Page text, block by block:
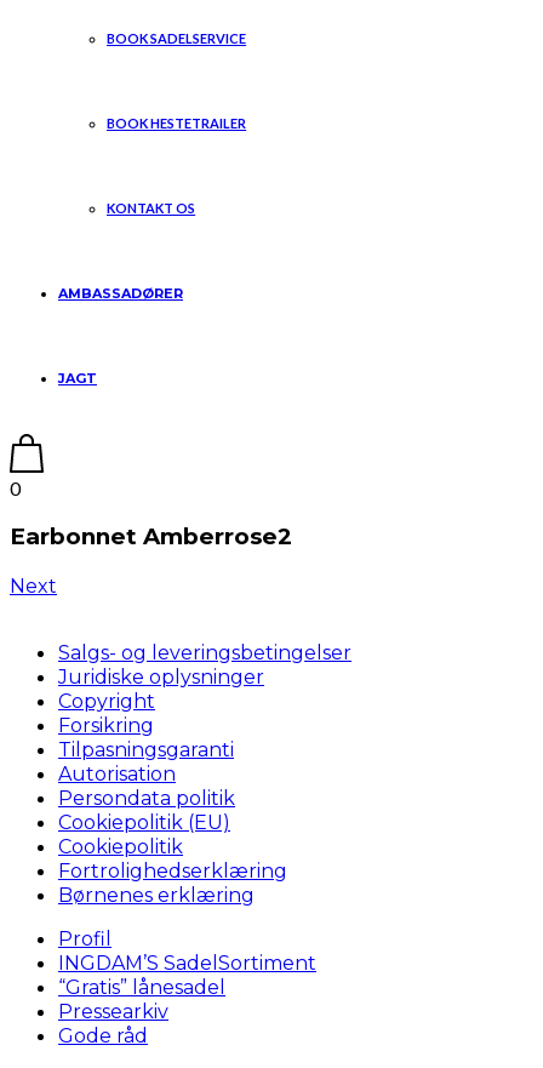
BOOK SADELSERVICE
BOOK HESTETRAILER
KONTAKT OS
AMBASSADØRER
JAGT
0
Earbonnet Amberrose2
Next
Salgs- og leveringsbetingelser
Juridiske oplysninger
Copyright
Forsikring
Tilpasningsgaranti
Autorisation
Persondata politik
Cookiepolitik (EU)
Cookiepolitik
Fortrolighedserklæring
Børnenes erklæring
Profil
INGDAM’S SadelSortiment
“Gratis” lånesadel
Pressearkiv
Gode råd